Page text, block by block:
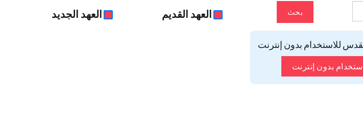
بحث العهد القديم العهد الجديد
للاستخدام بدون إنترنت
بدون إنترنت